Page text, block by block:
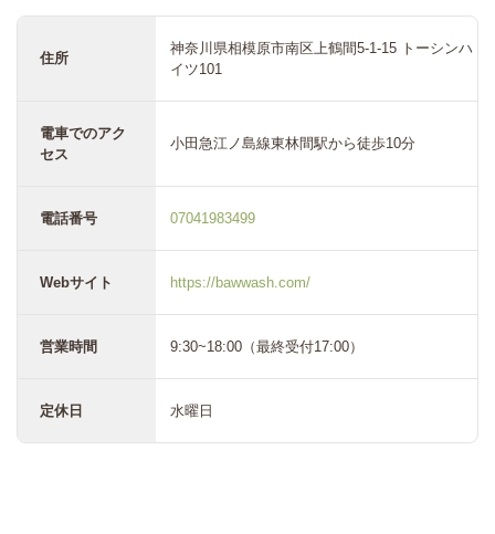
住所
神奈川県相模原市南区上鶴間5-1-15 トーシンハ
イツ101
電車でのアク
セス
小田急江ノ島線東林間駅から徒歩10分
電話番号 07041983499
Webサイト https://bawwash.com/
営業時間 9:30~18:00（最終受付17:00）
定休日 水曜日